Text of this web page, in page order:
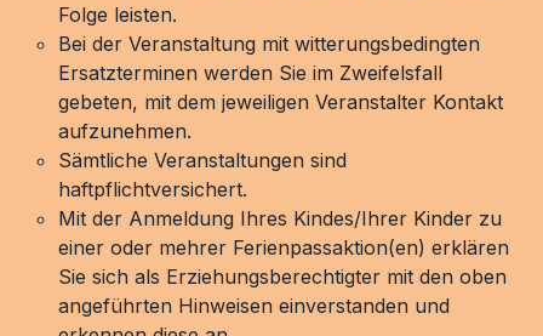
Folge leisten.
Bei der Veranstaltung mit witterungsbedingten
Ersatzterminen werden Sie im Zweifelsfall
gebeten, mit dem jeweiligen Veranstalter Kontakt
aufzunehmen.
Sämtliche Veranstaltungen sind
haftpflichtversichert.
Mit der Anmeldung Ihres Kindes/Ihrer Kinder zu
einer oder mehrer Ferienpassaktion(en) erklären
Sie sich als Erziehungsberechtigter mit den oben
angeführten Hinweisen einverstanden und